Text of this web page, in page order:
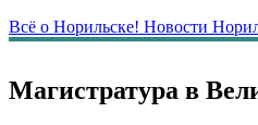
Всё о Норильске! Новости
Магистратура в